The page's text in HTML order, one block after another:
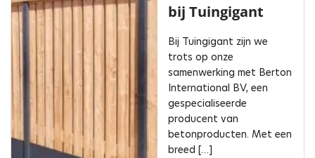
bij Tuingigant
Bij Tuingigant zijn we
trots op onze
samenwerking met Berton
International BV, een
gespecialiseerde
producent van
betonproducten. Met een
breed […]